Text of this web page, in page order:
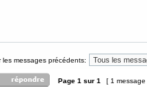
les messages précédents:
Page 1 sur 1 [ 1